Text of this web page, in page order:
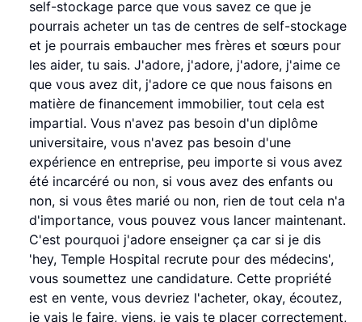
self-stockage parce que vous savez ce que je
pourrais acheter un tas de centres de self-stockage
et je pourrais embaucher mes frères et sœurs pour
les aider, tu sais. J'adore, j'adore, j'adore, j'aime ce
que vous avez dit, j'adore ce que nous faisons en
matière de financement immobilier, tout cela est
impartial. Vous n'avez pas besoin d'un diplôme
universitaire, vous n'avez pas besoin d'une
expérience en entreprise, peu importe si vous avez
été incarcéré ou non, si vous avez des enfants ou
non, si vous êtes marié ou non, rien de tout cela n'a
d'importance, vous pouvez vous lancer maintenant.
C'est pourquoi j'adore enseigner ça car si je dis
'hey, Temple Hospital recrute pour des médecins',
vous soumettez une candidature. Cette propriété
est en vente, vous devriez l'acheter, okay, écoutez,
je vais le faire, viens, je vais te placer correctement,